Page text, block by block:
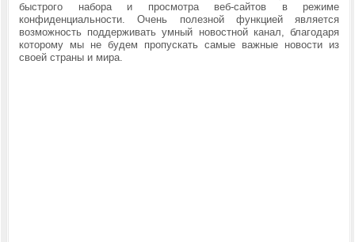
быстрого набора и просмотра веб-сайтов в режиме
конфиденциальности. Очень полезной функцией является
возможность поддерживать умный новостной канал, благодаря
которому мы не будем пропускать самые важные новости из
своей страны и мира.